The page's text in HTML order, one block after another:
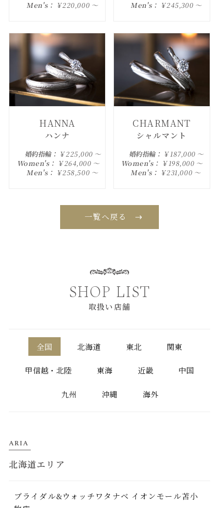
Men's： ￥220,000 ～
Men's： ￥245,300 ～
HANNA
ハンナ
婚約指輪： ￥225,000 ～
Women's： ￥264,000 ～
Men's： ￥258,500 ～
CHARMANT
シャルマント
婚約指輪： ￥187,000 ～
Women's： ￥198,000 ～
Men's： ￥231,000 ～
一覧へ戻る
SHOP LIST
取扱い店舗
全国 北海道 東北 関東
甲信越・北陸 東海 近畿 中国
九州 沖縄 海外
ARIA
北海道エリア
ブライダル&ウォッチワタナベ イオンモール苫小